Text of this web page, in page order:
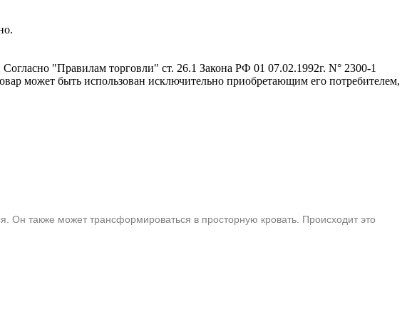
"Правилам торговли" ст. 26.1 Закона РФ 01 07.02.1992г. N° 2300-1
может быть использован исключительно приобретающим его потребителем,
Он также может трансформироваться в просторную кровать. Происходит это